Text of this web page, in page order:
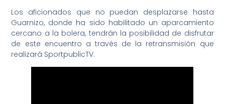
Los aficionados que no puedan desplazarse hasta
Guarnizo, donde ha sido habilitado un aparcamiento
cercano a la bolera, tendrán la posibilidad de disfrutar
de este encuentro a través de la retransmisión que
realizará SportpublicTV.